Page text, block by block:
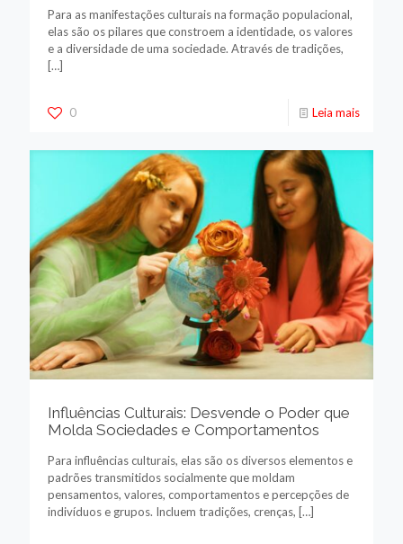
Para as manifestações culturais na formação populacional,
elas são os pilares que constroem a identidade, os valores
e a diversidade de uma sociedade. Através de tradições,
[…]
0 Leia mais
Influências Culturais: Desvende o Poder que
Molda Sociedades e Comportamentos
Para influências culturais, elas são os diversos elementos e
padrões transmitidos socialmente que moldam
pensamentos, valores, comportamentos e percepções de
indivíduos e grupos. Incluem tradições, crenças, […]